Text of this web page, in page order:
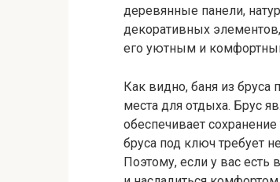
деревянные панели,
декоративных
его уютным и
Как видно, баня из бруса
места для отдыха. Брус
обеспечивает
бруса под ключ требует
Поэтому, если у вас есть